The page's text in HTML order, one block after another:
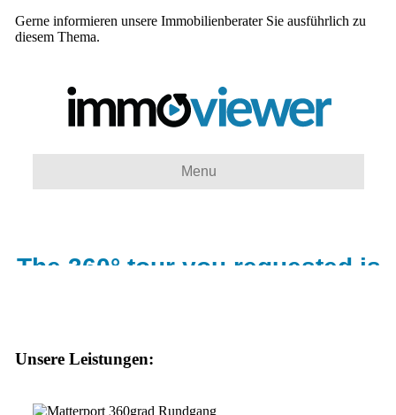
Gerne informieren unsere Immobilienberater Sie ausführlich zu
diesem Thema.
Unsere Leistungen: